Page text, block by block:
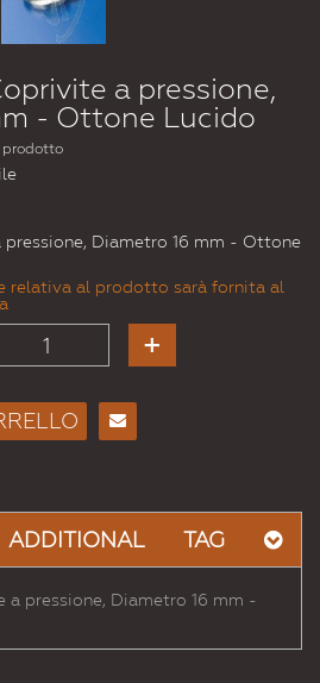
a pressione,
- Ottone Lucido
prodotto
Diametro 16 mm - Ottone
relativa al prodotto sarà fornita al
Amico
ADDITIONAL TAG
a pressione, Diametro 16 mm -